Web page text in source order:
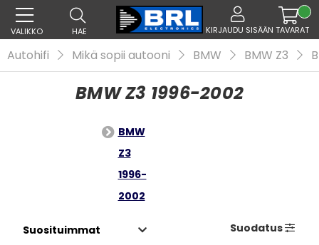
VALIKKO HAE KIRJAUDU SISÄÄN TAVARAT
Autohifi Mikä sopii autooni BMW BMW Z3
BMW Z3 1996-2002
BMW
Z3
1996-
2002
Suodatus